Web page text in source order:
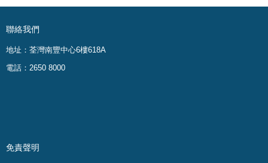
聯絡我們
地址：荃灣南豐中心6樓618A
電話：2650 8000
免責聲明